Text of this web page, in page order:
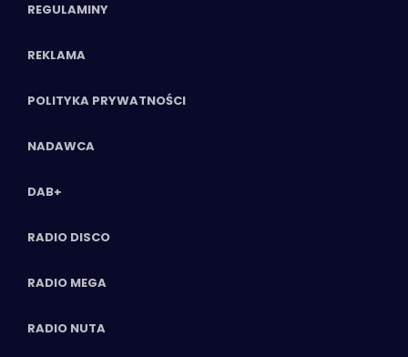
REGULAMINY
REKLAMA
POLITYKA PRYWATNOŚCI
NADAWCA
DAB+
RADIO DISCO
RADIO MEGA
RADIO NUTA